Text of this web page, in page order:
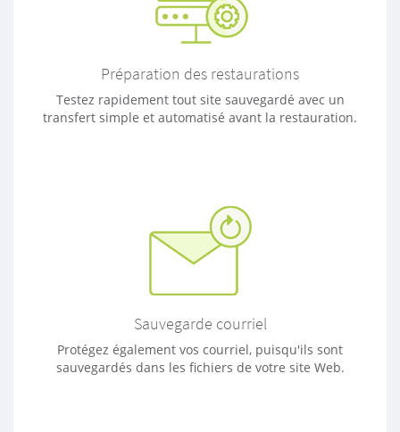
Préparation des restaurations
Testez rapidement tout site sauvegardé avec un
transfert simple et automatisé avant la restauration.
Sauvegarde courriel
Protégez également vos courriel, puisqu'ils sont
sauvegardés dans les fichiers de votre site Web.